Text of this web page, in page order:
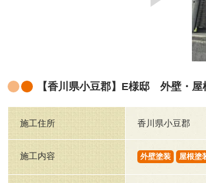
【香川県小豆郡】E様邸 外壁・
施工住所 香川県小豆郡
施工内容 外壁塗装 屋根塗